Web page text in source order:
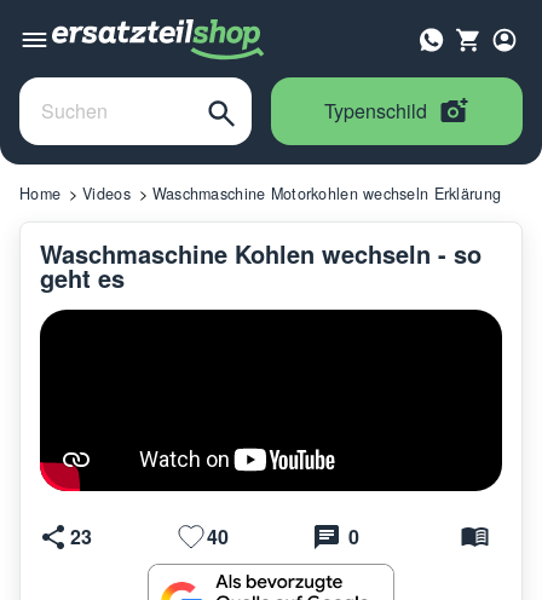
Typenschild
Home Videos Waschmaschine Motorkohlen wechseln Erklärung
Waschmaschine Kohlen wechseln - so
geht es
23 40 0